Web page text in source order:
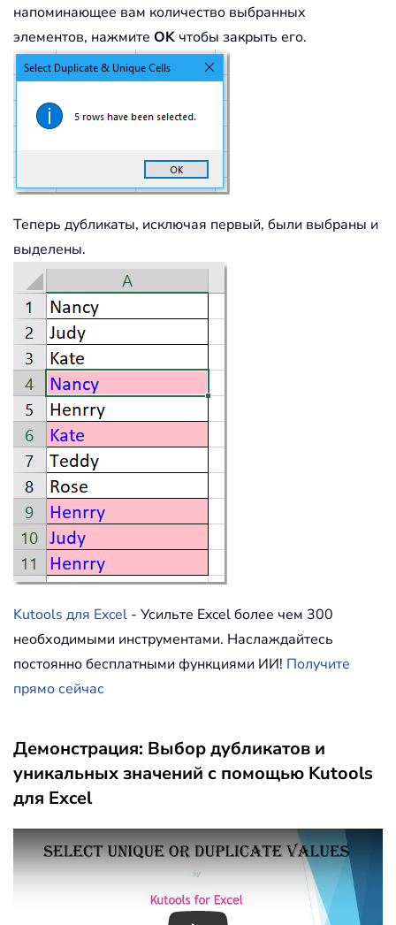
напоминающее вам количество выбранных
элементов, нажмите OK чтобы закрыть его.
Теперь дубликаты, исключая первый, были выбраны и
выделены.
Kutools для Excel - Усильте Excel более чем 300
необходимыми инструментами. Наслаждайтесь
постоянно бесплатными функциями ИИ! Получите
прямо сейчас
Демонстрация: Выбор дубликатов и
уникальных значений с помощью Kutools
для Excel